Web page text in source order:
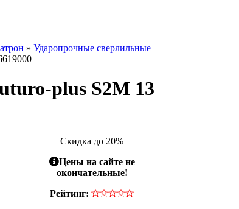
» Ударопрочные сверлильные
plus S2M 13
Скидка до 20%
Цены на сайте не
окончательные!
Рейтинг: